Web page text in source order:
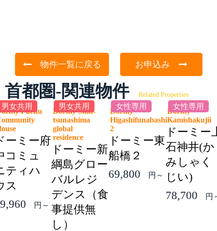
物件一覧に戻る お申込み
首都圏-関連物件 Related Properties
男女共用
Fuchu
ーミー府
コミュ
ティハ
ス
円～
男女共用
Dormy Shin-
tsunashima
global
residence
ドーミー新
綱島グロー
バルレジ
デンス（食
事提供無
し）
女性専用
Dormy
Higashifunabashi
2
ドーミー東
船橋２
69,800
円～
女性専用
Dormy
ドーミー
石神井(か
みしゃく
じい)
78,700
円